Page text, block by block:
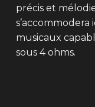
précis et
musicaux
sous 4 ohms.